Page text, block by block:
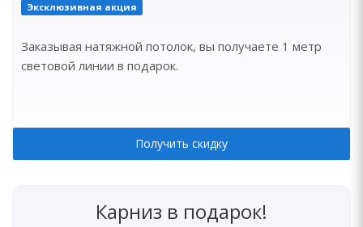
Эксклюзивная акция
Заказывая натяжной потолок, вы получаете 1 метр
световой линии в подарок.
Получить скидку
Карниз в подарок!